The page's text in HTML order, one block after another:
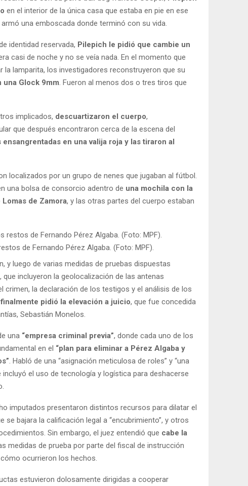
en el interior de la única casa que estaba en pie en ese
una emboscada donde terminó con su vida.
identidad reservada, Pilepich le pidió que cambie un
casi de noche y no se veía nada. En el momento que
la lamparita, los investigadores reconstruyeron que su
una Glock 9mm. Fueron al menos dos o tres tiros que
implicados, descuartizaron el cuerpo,
que después encontraron cerca de la escena del
en una valija roja y las tiraron al
localizados por un grupo de nenes que jugaban al fútbol.
una bolsa de consorcio adentro de una mochila con la
de Zamora, y las otras partes del cuerpo estaban
de Fernando Pérez Algaba. (Foto: MPF).
y luego de varias medidas de pruebas dispuestas
, que incluyeron la geolocalización de las antenas
crimen, la declaración de los testigos y el análisis de los
pidió la elevación a juicio, que fue concedida
Sebastián Monelos.
una “empresa criminal previa”, donde cada uno de los
en el “plan para eliminar a Pérez Algaba y
. Habló de una “asignación meticulosa de roles” y “una
incluyó el uso de tecnología y logística para deshacerse
imputados presentaron distintos recursos para dilatar el
se bajara la calificación legal a “encubrimiento”, y otros
Sin embargo, el juez entendió que cabe la
medidas de prueba por parte del fiscal de instrucción
ocurrieron los hechos.
estuvieron dolosamente dirigidas a cooperar